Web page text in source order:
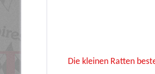
Die kleinen Ratten